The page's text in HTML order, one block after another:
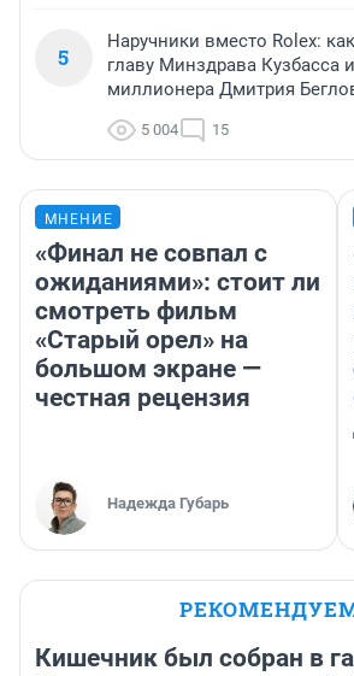
5
Наручники вместо Rolex:
главу Минздрава Кузбасса
миллионера Дмитрия
5 004 15
МНЕНИЕ
«Финал не совпал с
ожиданиями»: стоит ли
смотреть фильм
«Старый орел» на
большом экране —
честная рецензия
Надежда Губарь
Кишечник был собран в